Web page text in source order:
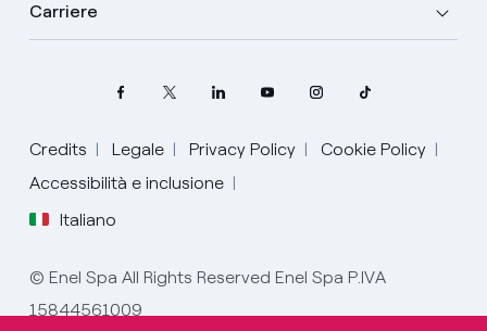
Carriere
Credits Legale Privacy Policy
Cookie Policy
Accessibilità e inclusione
Italiano
Italiano
© Enel Spa All Rights Reserved Enel Spa P.IVA
15844561009